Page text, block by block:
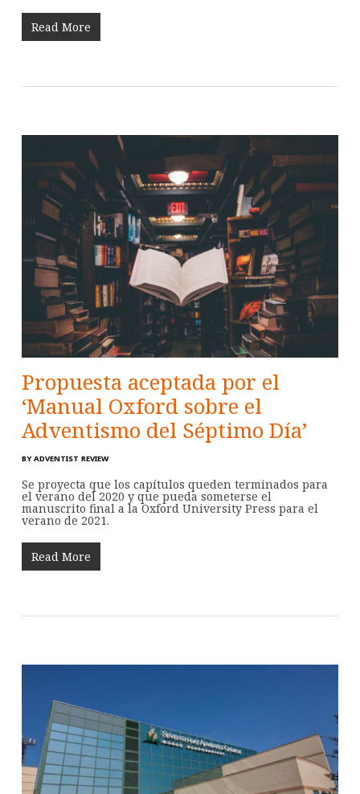
Read More
Propuesta aceptada por el
‘Manual Oxford sobre el
Adventismo del Séptimo Día’
BY ADVENTIST REVIEW
Se proyecta que los capítulos queden terminados para
el verano del 2020 y que pueda someterse el
manuscrito final a la Oxford University Press para el
verano de 2021.
Read More